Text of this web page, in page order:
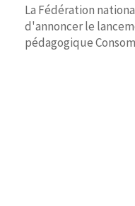
La Fédération
d'annoncer le
pédagogique